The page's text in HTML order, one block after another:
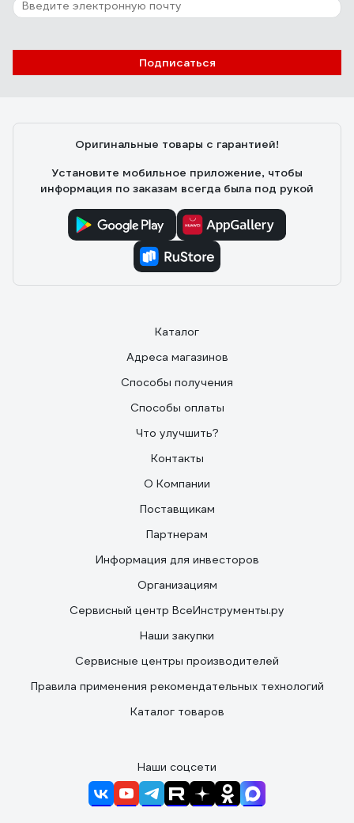
Подписаться
Оригинальные товары с гарантией!
Установите мобильное приложение, чтобы
информация по заказам всегда была под рукой
Каталог
Адреса магазинов
Способы получения
Способы оплаты
Что улучшить?
Контакты
О Компании
Поставщикам
Партнерам
Информация для инвесторов
Организациям
Сервисный центр ВсеИнструменты.ру
Наши закупки
Сервисные центры производителей
Правила применения рекомендательных технологий
Каталог товаров
Наши соцсети